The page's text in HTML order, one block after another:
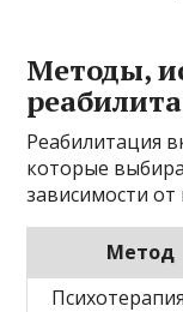
Методы,
Реабилитация
которые
зависимости от
Метод
Психотерапия